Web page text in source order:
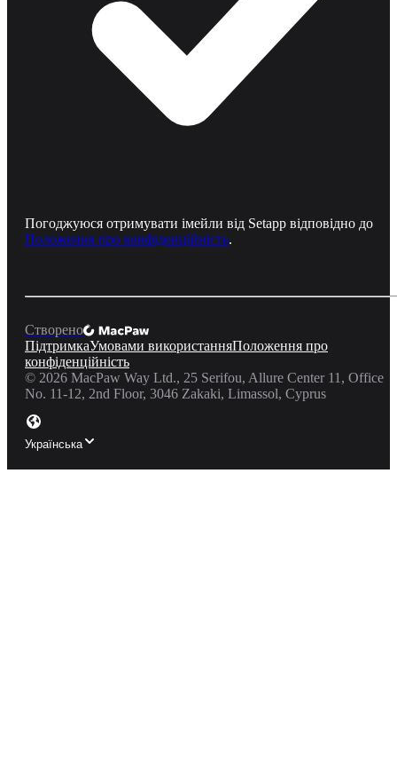
Погоджуюся отримувати імейли від Setapp відповідно до
Положення про конфіденційність.
Створено
ПідтримкаУмовами використанняПоложення про
конфіденційність
© 2026 MacPaw Way Ltd., 25 Serifou, Allure Center 11, Office
No. 11-12, 2nd Floor, 3046 Zakaki, Limassol, Cyprus
Українська